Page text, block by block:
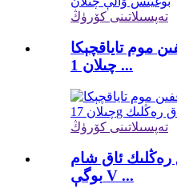
تەپسىلاتىنى كۆرۈڭ
موم تاياقچېكا
چىلان 1 ...
تەپسىلاتىنى كۆرۈڭ
رەڭلىك ئاق شام
بوگې V ...